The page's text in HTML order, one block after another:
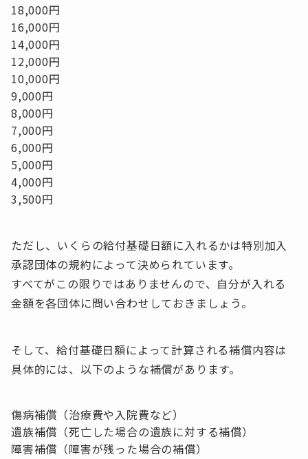
18,000円
16,000円
14,000円
12,000円
10,000円
9,000円
8,000円
7,000円
6,000円
5,000円
4,000円
3,500円
ただし、いくらの給付基礎日額に入れるかは特別加入
承認団体の規約によって決められています。
すべてがこの限りではありませんので、自分が入れる
金額を各団体に問い合わせしておきましょう。
そして、給付基礎日額によって計算される補償内容は
具体的には、以下のような補償があります。
傷病補償（治療費や入院費など）
遺族補償（死亡した場合の遺族に対する補償）
障害補償（障害が残った場合の補償）